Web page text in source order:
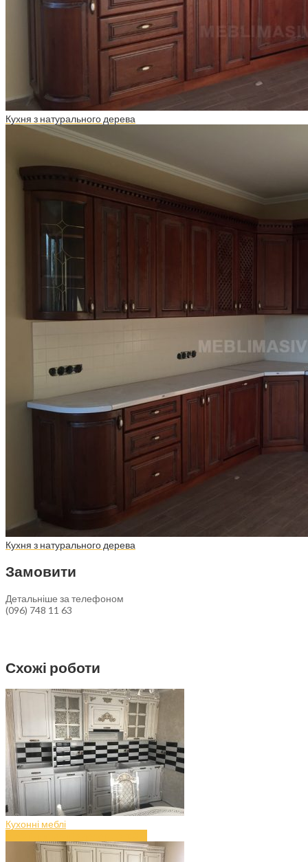
Кухня з натурального дерева
Кухня з натурального дерева
Замовити
Детальніше за телефоном
(096) 748 11 63
Схожі роботи
Кухонні меблі